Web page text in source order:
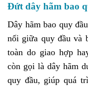
Đứt dây hãm bao
Dây hãm bao quy
nối giữa quy đầu và
toàn do giao hợp
còn gọi là dây hãm
quy đầu, giúp quá